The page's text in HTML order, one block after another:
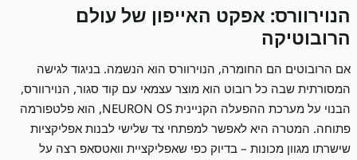
הנוירוורס: אפקט האייפון של עולם
הרובוטיקה
אם הרובוטים הם החומרה, הנוירוורס הוא הנשמה. בניגוד לגישה
המסורתית שבה כל רובוט הוא מוצר עצמאי עם קוד סגור, הנוירוורס,
הבנוי על מערכת ההפעלה הקניינית NEURON OS, הוא פלטפורמה
פתוחה. המטרה היא לאפשר למפתחי צד שלישי לבנות אפליקציות
שישרתו מגוון מכונות – בדיוק כפי שאפליקציית וואטסאפ רצה על